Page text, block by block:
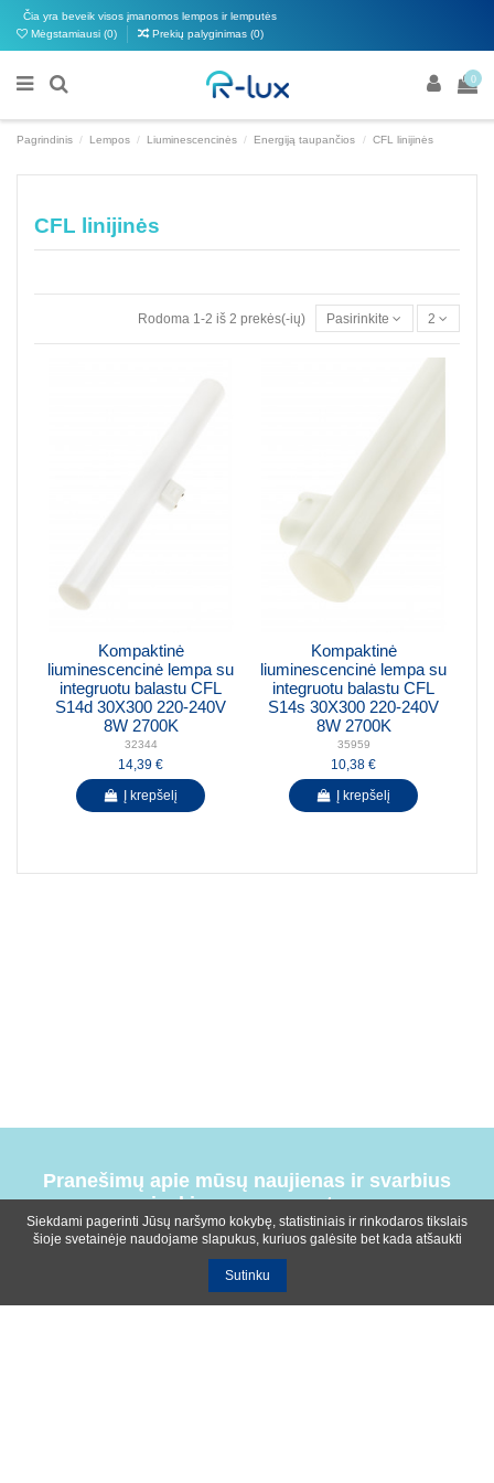
Čia yra beveik visos įmanomos lempos ir lemputės
Mėgstamiausi (0) Prekių palyginimas (0)
0
Pagrindinis Lempos Liuminescencinės Energiją taupančios CFL linijinės
CFL linijinės
Rodoma 1-2 iš 2 prekės(-ių) Pasirinkite 2
Kompaktinė
liuminescencinė lempa su
integruotu balastu CFL
S14d 30X300 220-240V
8W 2700K
32344
14,39 €
Į krepšelį
Kompaktinė
liuminescencinė lempa su
integruotu balastu CFL
S14s 30X300 220-240V
8W 2700K
35959
10,38 €
Į krepšelį
Pranešimų apie mūsų naujienas ir svarbius
įvykius prenumerata
Siekdami pagerinti Jūsų naršymo kokybę, statistiniais ir rinkodaros tikslais
šioje svetainėje naudojame slapukus, kuriuos galėsite bet kada atšaukti
Sutinku